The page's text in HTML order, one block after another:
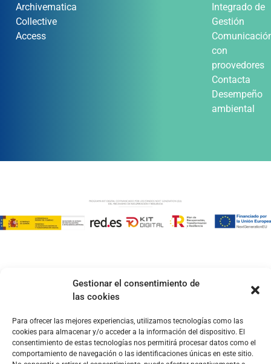
Gestionar el consentimiento de
las cookies
Para ofrecer las mejores experiencias, utilizamos tecnologías como las
cookies para almacenar y/o acceder a la información del dispositivo. El
consentimiento de estas tecnologías nos permitirá procesar datos como el
comportamiento de navegación o las identificaciones únicas en este sitio.
Archivematica
Collective
Access
Integrado de
Gestión
con
proovedores
Contacta
Desempeño
ambiental